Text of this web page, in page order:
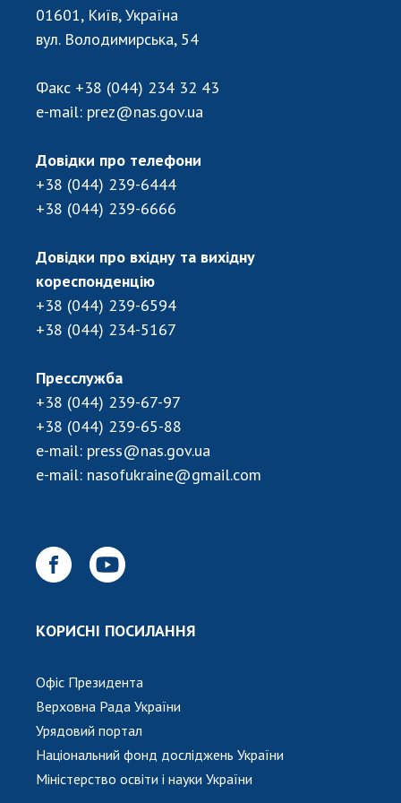
Відкрита наука в НАН України
Підготовка наукових кадрів
МІЖНАРОДНЕ СПІВРОБІТНИЦТВО
Членство в міжнародних організаціях
Міжнародні угоди
Міжнародні програми та конкурси
ДОКУМЕНТИ
Нормативні акти НАН України
Державний бюджет НАН України
Вибори до складу НАН України
НОВИНИ
ЗАСІДАННЯ ПРЕЗИДІЇ НАН УКРАЇНИ
НАУКОВІ ВИДАННЯ
АКАДЕМІЯ КОМЕНТУЄ
ПРОФСПІЛКА НАН УКРАЇНИ
01601, Київ, Україна
вул. Володимирська, 54
Факс +38 (044) 234 32 43
e-mail: prez@nas.gov.ua
Довідки про телефони
+38 (044) 239-6444
+38 (044) 239-6666
Довідки про вхідну та вихідну
кореспонденцію
+38 (044) 239-6594
+38 (044) 234-5167
Пресслужба
+38 (044) 239-67-97
+38 (044) 239-65-88
e-mail: press@nas.gov.ua
e-mail: nasofukraine@gmail.com
КОРИСНІ ПОСИЛАННЯ
Офіс Президента
Верховна Рада України
Урядовий портал
Національний фонд досліджень України
Міністерство освіти і науки України